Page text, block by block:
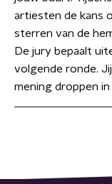
artiesten de kans
sterren van de
De jury bepaalt
volgende ronde.
mening droppen in